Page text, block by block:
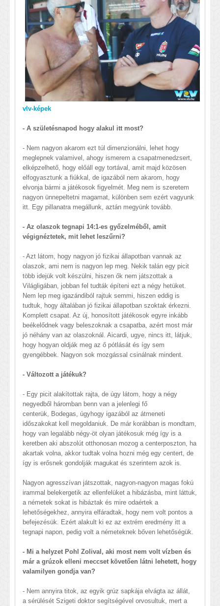
vlv-képek
- A születésnapod hogy alakul itt most?
- Nem nagyon akarom ezt túl dimenzionálni, lehet hogy
meglepnek valamivel, ahogy ismerem a csapatmenedzsert,
elképzelhető, hogy előáll egy tortával, amit majd közösen
elfogyasztunk a fiúkkal, de igazából nem akarom, hogy
elvonja bármi a játékosok figyelmét. Meg nem is szeretem
nagyon ünnepeltetni magamat, különben sem ezért vagyunk
itt. Egy pillanatra megállunk, aztán megyünk tovább.
- Az olaszok tegnapi 14:1-es győzelméből, amit
végignéztetek, mit lehet leszűrni?
- Azt látom, hogy nagyon jó fizikai állapotban vannak az
olaszok, ami nem is nagyon lep meg. Nekik talán egy picit
több idejük volt készülni, hiszen ők nem játszottak a
Világligában, jobban fel tudták építeni ezt a négy hetüket.
Nem lep meg igazándiból rajtuk semmi, hiszen eddig is
tudtuk, hogy általában jó fizikai állapotban szoktak érkezni.
Komplett csapat. Az új, honosított játékosok egyre inkább
beékelődnek vagy beleszoknak a csapatba, azért most már
jó néhány van az olaszoknál. Aicardi, ugye, nincs itt, látjuk,
hogy hogyan oldják meg az ő pótlását és így sem
gyengébbek. Nagyon sok mozgással csinálnak mindent.
- Változott a játékuk?
- Egy picit alakítottak rajta, de úgy látom, hogy a négy
negyedből háromban benn van a jelenlegi fő
centerük, Bodegas, úgyhogy igazából az átmeneti
időszakokat kell megoldaniuk. De már korábban is mondtam,
hogy van legalább négy-öt olyan játékosuk még így is a
keretben aki abszolút otthonosan mozog a centerposzton, ha
akartak volna, akkor tudtak volna hozni még egy centert, de
így is erősnek gondolják magukat és szerintem azok is.
Nagyon agresszívan játszottak, nagyon-nagyon magas fokú
irammal belekergetik az ellenfelüket a hibázásba, mint láttuk,
a németek sokat is hibáztak és mire odaértek a
lehetőségekhez, annyira elfáradtak, hogy nem volt pontos a
befejezésük. Ezért alakult ki ez az extrém eredmény itt a
tegnapi napon, pedig volt a németeknek bőven lehetőségük.
- Mi a helyzet Pohl Zolival, aki most nem volt vízben és
már a grúzok elleni meccset követően látni lehetett, hogy
valamilyen gondja van?
- Nem annyira titok, az egyik grúz sapkája elvágta az állát,
a sérülését Szigeti doktor segítségével orvosultuk, mert a